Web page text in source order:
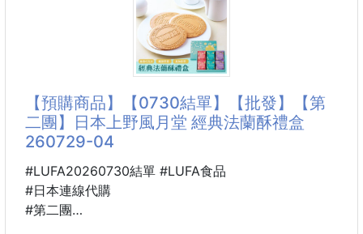
💎ラ・フー®Lafu日本沙龍級 黑曜疾風水潤離子吹風
機(商品保固三個月)💎
很多人以為吹風機都差不多…💥
日本美髮圈徹底淪陷💓擄獲九成沙龍美髮師的神級吹
風機終於來了🔥
#日本熱銷 #Threads瘋狂推薦 #每天都想用它 #髮質
大升級
【預購商品】【0730結單】【批發】【第
二團】日本上野風月堂 經典法蘭酥禮盒
260729-04
#LUFA20260730結單 #LUFA食品
#日本連線代購
#第二團